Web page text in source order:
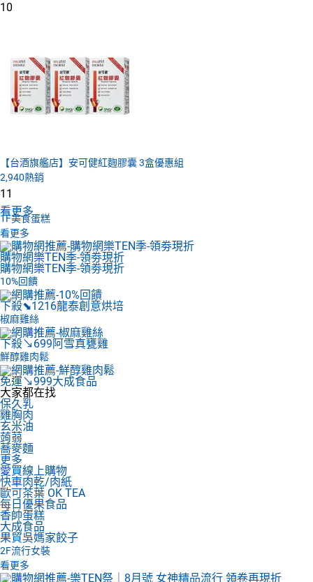
10
【台酒旗艦店】安可健紅麴膠囊 3盒優惠組
2,940熱銷
11
看更多
1F美食蛋糕
看更多
購物網樂TEN季-領劵現折
購物網樂TEN季-領劵現折
10%回饋
下殺⬊1216龍泰創意烘培
椒麻雞絲
下殺↘699阿雪真甕雞
鮮醇雞肉鬆
免運↘999大成食品
大家都在找
保久乳
雞胸肉
玄米油
蒟蒻
蕎麥麵
更多
愛買線上購物
快車肉乾/肉紙
歐可茶葉 OK TEA
每日優果食品
香帥蛋糕
大成食品
果貿吳媽家餃子
2F流行女裝
看更多